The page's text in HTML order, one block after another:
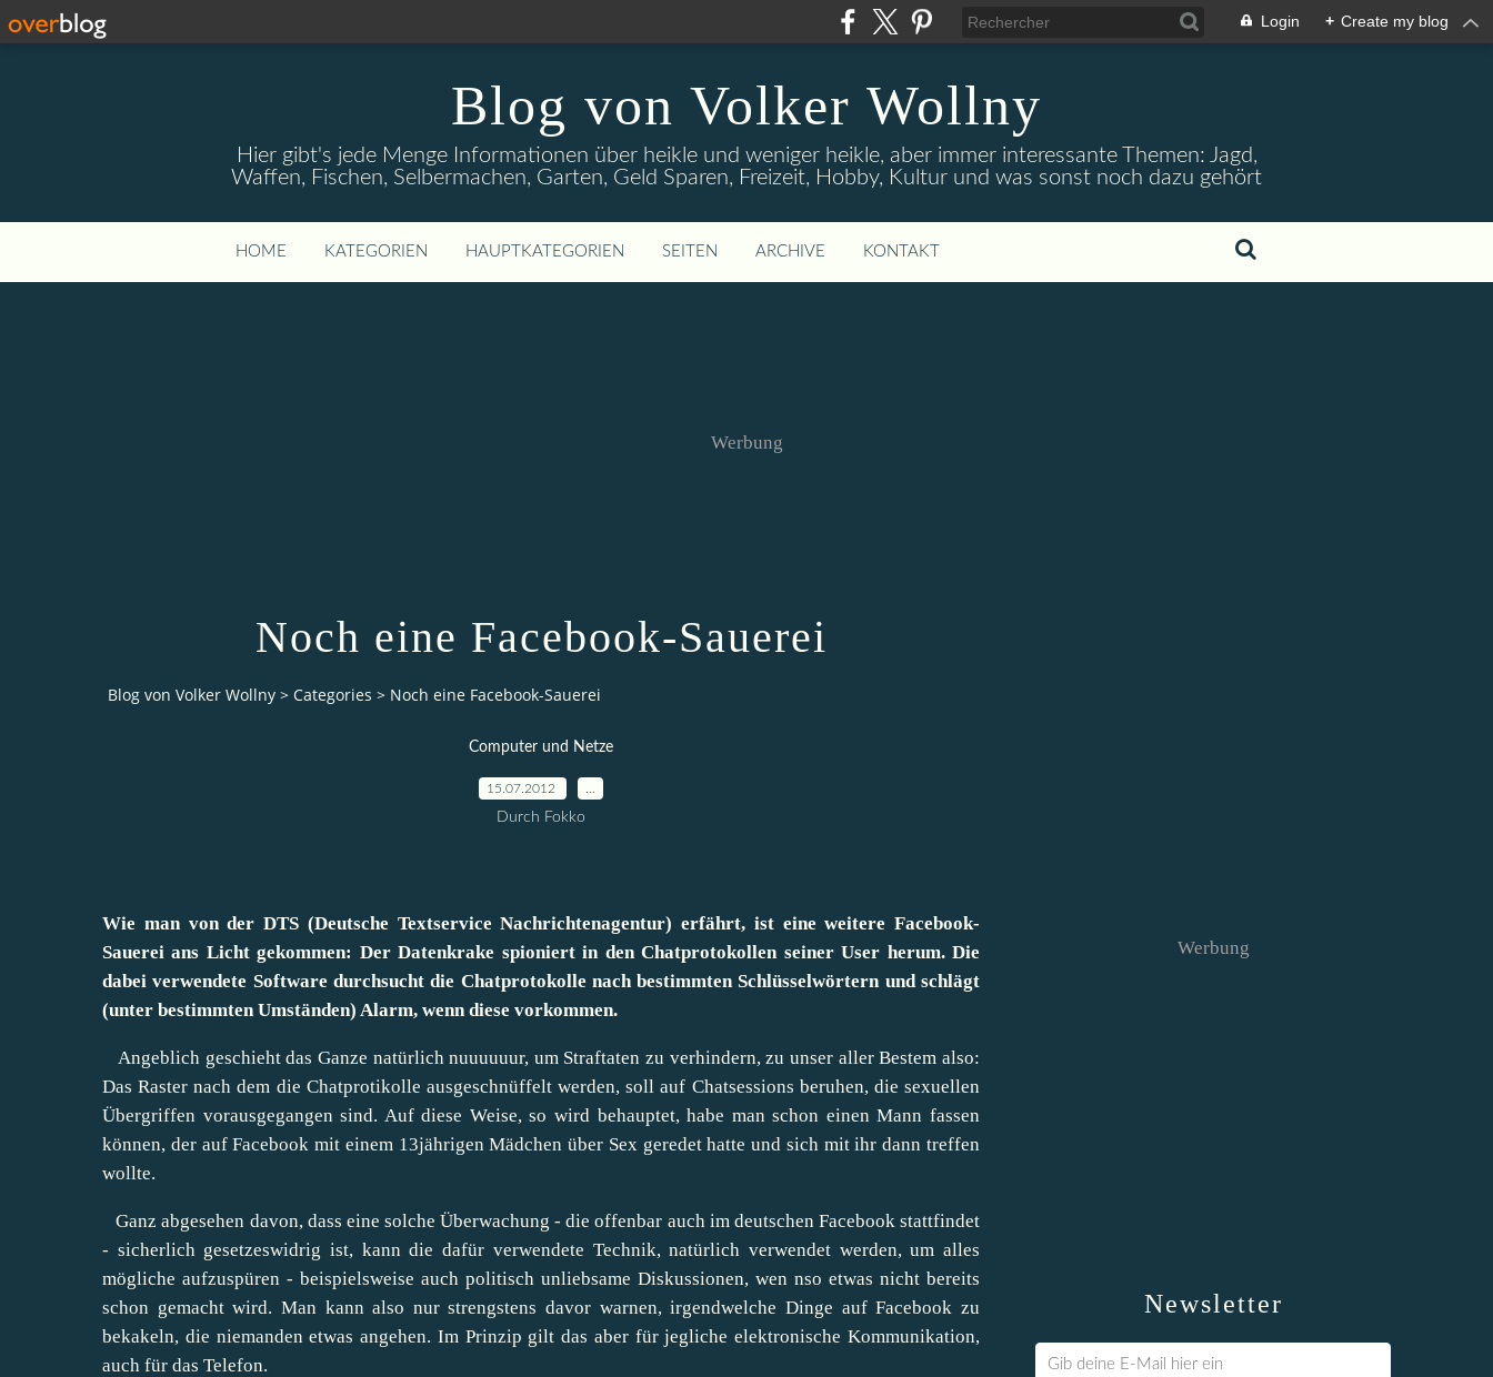
Login + Create my blog
Blog von Volker Wollny
Hier gibt's jede Menge Informationen über heikle und weniger heikle, aber immer interessante Themen: Jagd,
Waffen, Fischen, Selbermachen, Garten, Geld Sparen, Freizeit, Hobby, Kultur und was sonst noch dazu gehört
HOME KATEGORIEN HAUPTKATEGORIEN SEITEN ARCHIVE KONTAKT
Werbung
Noch eine Facebook-Sauerei
Blog von Volker Wollny > Categories > Noch eine Facebook-Sauerei
Computer und Netze
15.07.2012
Durch Fokko
Wie man von der DTS (Deutsche Textservice Nachrichtenagentur) erfährt, ist eine weitere Facebook-
Sauerei ans Licht gekommen: Der Datenkrake spioniert in den Chatprotokollen seiner User herum. Die
dabei verwendete Software durchsucht die Chatprotokolle nach bestimmten Schlüsselwörtern und schlägt
(unter bestimmten Umständen) Alarm, wenn diese vorkommen.
Angeblich geschieht das Ganze natürlich nuuuuuur, um Straftaten zu verhindern, zu unser aller Bestem also:
Das Raster nach dem die Chatprotikolle ausgeschnüffelt werden, soll auf Chatsessions beruhen, die sexuellen
Übergriffen vorausgegangen sind. Auf diese Weise, so wird behauptet, habe man schon einen Mann fassen
können, der auf Facebook mit einem 13jährigen Mädchen über Sex geredet hatte und sich mit ihr dann treffen
wollte.
Ganz abgesehen davon, dass eine solche Überwachung - die offenbar auch im deutschen Facebook stattfindet
- sicherlich gesetzeswidrig ist, kann die dafür verwendete Technik, natürlich verwendet werden, um alles
mögliche aufzuspüren - beispielsweise auch politisch unliebsame Diskussionen, wen nso etwas nicht bereits
schon gemacht wird. Man kann also nur strengstens davor warnen, irgendwelche Dinge auf Facebook zu
bekakeln, die niemanden etwas angehen. Im Prinzip gilt das aber für jegliche elektronische Kommunikation,
auch für das Telefon.
Newsletter
Werbung